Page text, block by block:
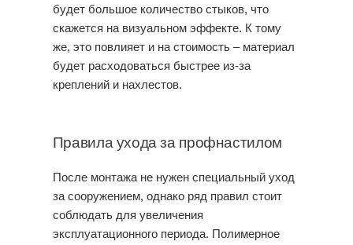
будет большое количество стыков, что
скажется на визуальном эффекте. К тому
же, это повлияет и на стоимость – материал
будет расходоваться быстрее из-за
креплений и нахлестов.
Правила ухода за профнастилом
После монтажа не нужен специальный уход
за сооружением, однако ряд правил стоит
соблюдать для увеличения
эксплуатационного периода. Полимерное